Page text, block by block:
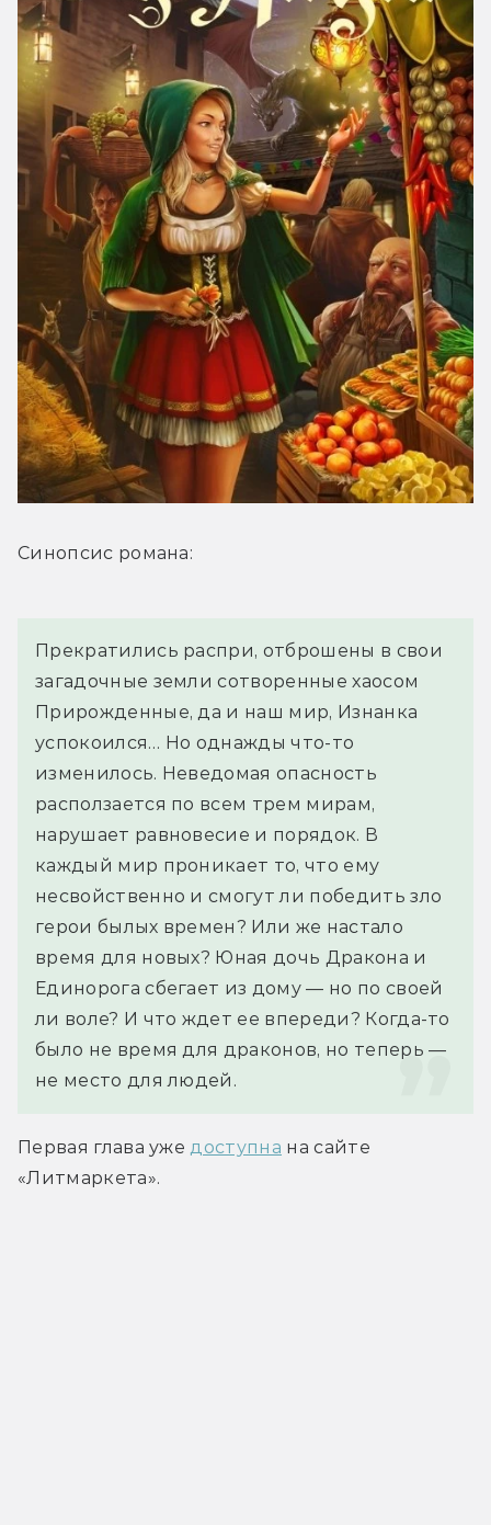
Синопсис романа:
Прекратились распри, отброшены в свои
загадочные земли сотворенные хаосом
Прирожденные, да и наш мир, Изнанка
успокоился… Но однажды что-то
изменилось. Неведомая опасность
расползается по всем трем мирам,
нарушает равновесие и порядок. В
каждый мир проникает то, что ему
несвойственно и смогут ли победить зло
герои былых времен? Или же настало
время для новых? Юная дочь Дракона и
Единорога сбегает из дому — но по своей
ли воле? И что ждет ее впереди? Когда-то
было не время для драконов, но теперь —
не место для людей.
Первая глава уже доступна на сайте
«Литмаркета».